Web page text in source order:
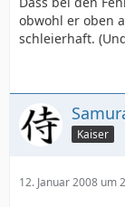
obwohl er oben
schleierhaft.
Kaiser
12. Januar 2008 um